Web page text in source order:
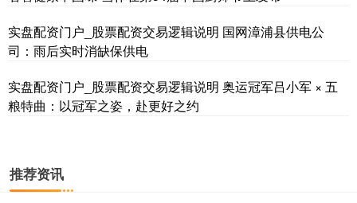
实盘配资门户_股票配资交易逻辑说明 国网漳浦县供电公
司：雨后实时消缺保供电
实盘配资门户_股票配资交易逻辑说明 奥运冠军吕小军 × 五
粮特曲：以冠军之姿，赴更好之约
推荐资讯